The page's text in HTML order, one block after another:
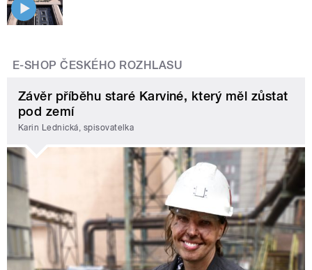
E-SHOP ČESKÉHO ROZHLASU
Závěr příběhu staré Karviné, který měl zůstat
pod zemí
Karin Lednická, spisovatelka